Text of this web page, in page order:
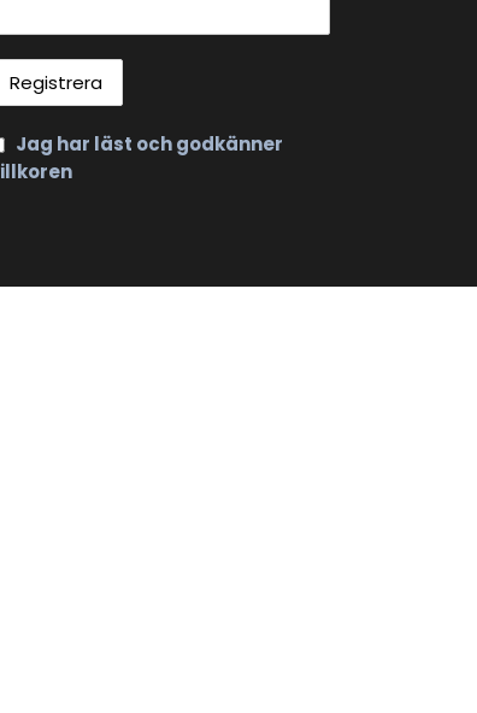
Jag har läst och godkänner